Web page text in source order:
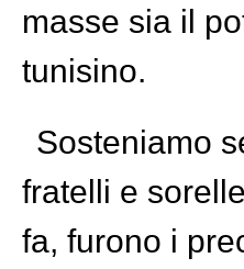
masse sia il
tunisino.
Sosteniamo
fratelli e
fa, furono i